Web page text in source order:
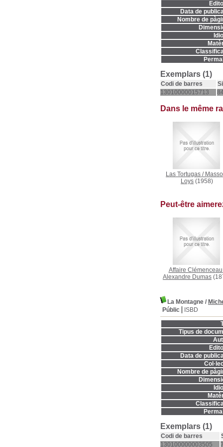
Data de
Nombre de
Exemplars (1)
Codi de barres
13010000015713
Dans le même
Las Tortugas /
Loys (1958)
Peut-être
Affaire Clémenceau
Alexandre Dumas
La Montagne /
Públic
ISBD
Tipus de
Data de
Nombre de
Exemplars (1)
Codi de barres
130100000003505